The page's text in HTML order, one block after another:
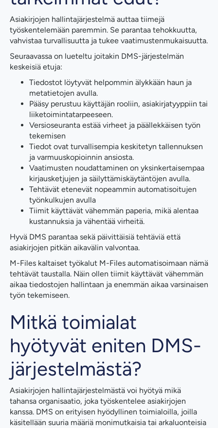
Asiakirjojen hallintajärjestelmä auttaa tiimejä
työskentelemään paremmin. Se parantaa tehokkuutta,
vahvistaa turvallisuutta ja tukee vaatimustenmukaisuutta.
Seuraavassa on lueteltu joitakin DMS-järjestelmän
keskeisiä etuja:
Tiedostot löytyvät helpommin älykkään haun ja
metatietojen avulla.
Pääsy perustuu käyttäjän rooliin, asiakirjatyyppiin tai
liiketoimintatarpeeseen.
Versioseuranta estää virheet ja päällekkäisen työn
tekemisen
Tiedot ovat turvallisempia keskitetyn tallennuksen
ja varmuuskopioinnin ansiosta.
Vaatimusten noudattaminen on yksinkertaisempaa
kirjausketjujen ja säilyttämiskäytäntöjen avulla.
Tehtävät etenevät nopeammin automatisoitujen
työnkulkujen avulla
Tiimit käyttävät vähemmän paperia, mikä alentaa
kustannuksia ja vähentää virheitä.
Hyvä DMS parantaa sekä päivittäisiä tehtäviä että
asiakirjojen pitkän aikavälin valvontaa.
M-Files kaltaiset työkalut M-Files automatisoimaan nämä
tehtävät taustalla. Näin ollen tiimit käyttävät vähemmän
aikaa tiedostojen hallintaan ja enemmän aikaa varsinaisen
työn tekemiseen.
Mitkä toimialat
hyötyvät eniten DMS-
järjestelmästä?
Asiakirjojen hallintajärjestelmästä voi hyötyä mikä
tahansa organisaatio, joka työskentelee asiakirjojen
kanssa. DMS on erityisen hyödyllinen toimialoilla, joilla
käsitellään suuria määriä monimutkaisia tai arkaluonteisia